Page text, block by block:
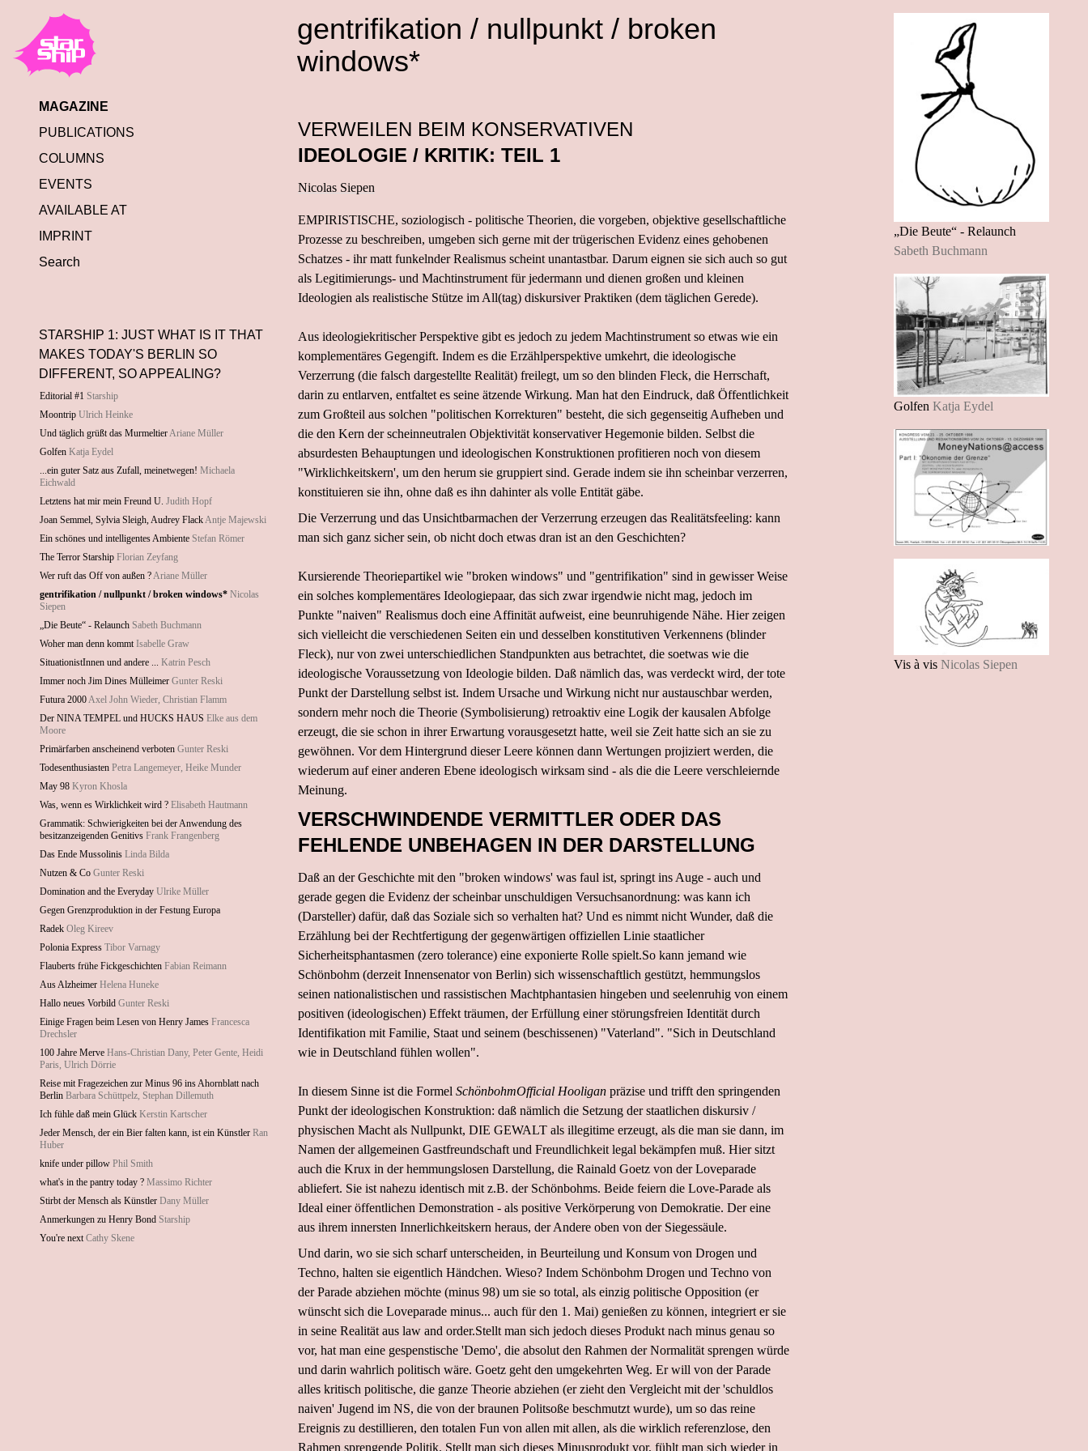
MAGAZINE
PUBLICATIONS
COLUMNS
EVENTS
AVAILABLE AT
IMPRINT
Search
STARSHIP 1: JUST WHAT IS IT THAT
MAKES TODAY'S BERLIN SO
DIFFERENT, SO APPEALING?
Editorial #1 Starship
Moontrip Ulrich Heinke
Und täglich grüßt das MurmeltierAriane Müller
Golfen Katja Eydel
...ein guter Satz aus Zufall, meinetwegen! Michaela
Eichwald
Letztens hat mir mein Freund U. Judith Hopf
Joan Semmel, Sylvia Sleigh, Audrey FlackAntje Majewski
Ein schönes und intelligentes Ambiente Stefan Römer
The Terror Starship Florian Zeyfang
Wer ruft das Off von außen ?Ariane Müller
gentrifikation / nullpunkt / broken windows* Nicolas
Siepen
„Die Beute“ - Relaunch Sabeth Buchmann
Woher man denn kommt Isabelle Graw
SituationistInnen und andere ... Katrin Pesch
Immer noch Jim Dines Mülleimer Gunter Reski
Futura 2000Axel John Wieder, Christian Flamm
Der NINA TEMPEL und HUCKS HAUS Elke aus dem
Moore
Primärfarben anscheinend verboten Gunter Reski
Todesenthusiasten Petra Langemeyer, Heike Munder
May 98 Kyron Khosla
Was, wenn es Wirklichkeit wird ? Elisabeth Hautmann
Grammatik: Schwierigkeiten bei der Anwendung des
besitzanzeigenden Genitivs Frank Frangenberg
Das Ende Mussolinis Linda Bilda
Nutzen & Co Gunter Reski
Domination and the Everyday Ulrike Müller
Gegen Grenzproduktion in der Festung Europa
Radek Oleg Kireev
Polonia Express Tibor Varnagy
Flauberts frühe Fickgeschichten Fabian Reimann
Aus Alzheimer Helena Huneke
Hallo neues Vorbild Gunter Reski
Einige Fragen beim Lesen von Henry James Francesca
Drechsler
100 Jahre Merve Hans-Christian Dany, Peter Gente, Heidi
Paris, Ulrich Dörrie
Reise mit Fragezeichen zur Minus 96 ins Ahornblatt nach
Berlin Barbara Schüttpelz, Stephan Dillemuth
Ich fühle daß mein Glück Kerstin Kartscher
Jeder Mensch, der ein Bier falten kann, ist ein Künstler Ran
Huber
knife under pillow Phil Smith
what's in the pantry today ? Massimo Richter
Stirbt der Mensch als Künstler Dany Müller
Anmerkungen zu Henry Bond Starship
You're next Cathy Skene
gentrifikation / nullpunkt / broken
windows*
VERWEILEN BEIM KONSERVATIVEN
IDEOLOGIE / KRITIK: TEIL 1
Nicolas Siepen
EMPIRISTISCHE, soziologisch - politische Theorien, die vorgeben, objektive gesellschaftliche
Prozesse zu beschreiben, umgeben sich gerne mit der trügerischen Evidenz eines gehobenen
Schatzes - ihr matt funkelnder Realismus scheint unantastbar. Darum eignen sie sich auch so gut
als Legitimierungs- und Machtinstrument für jedermann und dienen großen und kleinen
Ideologien als realistische Stütze im All(tag) diskursiver Praktiken (dem täglichen Gerede).
Aus ideologiekritischer Perspektive gibt es jedoch zu jedem Machtinstrument so etwas wie ein
komplementäres Gegengift. Indem es die Erzählperspektive umkehrt, die ideologische
Verzerrung (die falsch dargestellte Realität) freilegt, um so den blinden Fleck, die Herrschaft,
darin zu entlarven, entfaltet es seine ätzende Wirkung. Man hat den Eindruck, daß Öffentlichkeit
zum Großteil aus solchen "politischen Korrekturen" besteht, die sich gegenseitig Aufheben und
die den Kern der scheinneutralen Objektivität konservativer Hegemonie bilden. Selbst die
absurdesten Behauptungen und ideologischen Konstruktionen profitieren noch von diesem
"Wirklichkeitskern', um den herum sie gruppiert sind. Gerade indem sie ihn scheinbar verzerren,
konstituieren sie ihn, ohne daß es ihn dahinter als volle Entität gäbe.
Die Verzerrung und das Unsichtbarmachen der Verzerrung erzeugen das Realitätsfeeling: kann
man sich ganz sicher sein, ob nicht doch etwas dran ist an den Geschichten?
Kursierende Theoriepartikel wie "broken windows" und "gentrifikation" sind in gewisser Weise
ein solches komplementäres Ideologiepaar, das sich zwar irgendwie nicht mag, jedoch im
Punkte "naiven" Realismus doch eine Affinität aufweist, eine beunruhigende Nähe. Hier zeigen
sich vielleicht die verschiedenen Seiten ein und desselben konstitutiven Verkennens (blinder
Fleck), nur von zwei unterschiedlichen Standpunkten aus betrachtet, die soetwas wie die
ideologische Voraussetzung von Ideologie bilden. Daß nämlich das, was verdeckt wird, der tote
Punkt der Darstellung selbst ist. Indem Ursache und Wirkung nicht nur austauschbar werden,
sondern mehr noch die Theorie (Symbolisierung) retroaktiv eine Logik der kausalen Abfolge
erzeugt, die sie schon in ihrer Erwartung vorausgesetzt hatte, weil sie Zeit hatte sich an sie zu
gewöhnen. Vor dem Hintergrund dieser Leere können dann Wertungen projiziert werden, die
wiederum auf einer anderen Ebene ideologisch wirksam sind - als die die Leere verschleiernde
Meinung.
VERSCHWINDENDE VERMITTLER ODER DAS
FEHLENDE UNBEHAGEN IN DER DARSTELLUNG
Daß an der Geschichte mit den "broken windows' was faul ist, springt ins Auge - auch und
gerade gegen die Evidenz der scheinbar unschuldigen Versuchsanordnung: was kann ich
(Darsteller) dafür, daß das Soziale sich so verhalten hat? Und es nimmt nicht Wunder, daß die
Erzählung bei der Rechtfertigung der gegenwärtigen offiziellen Linie staatlicher
Sicherheitsphantasmen (zero tolerance) eine exponierte Rolle spielt.So kann jemand wie
Schönbohm (derzeit Innensenator von Berlin) sich wissenschaftlich gestützt, hemmungslos
seinen nationalistischen und rassistischen Machtphantasien hingeben und seelenruhig von einem
positiven (ideologischen) Effekt träumen, der Erfüllung einer störungsfreien Identität durch
Identifikation mit Familie, Staat und seinem (beschissenen) "Vaterland". "Sich in Deutschland
wie in Deutschland fühlen wollen".
In diesem Sinne ist die Formel SchönbohmOfficial Hooliganpräzise und trifft den springenden
Punkt der ideologischen Konstruktion: daß nämlich die Setzung der staatlichen diskursiv /
physischen Macht als Nullpunkt, DIE GEWALT als illegitime erzeugt, als die man sie dann, im
Namen der allgemeinen Gastfreundschaft und Freundlichkeit legal bekämpfen muß. Hier sitzt
auch die Krux in der hemmungslosen Darstellung, die Rainald Goetz von der Loveparade
abliefert. Sie ist nahezu identisch mit z.B. der Schönbohms. Beide feiern die Love-Parade als
Ideal einer öffentlichen Demonstration - als positive Verkörperung von Demokratie. Der eine
aus ihrem innersten Innerlichkeitskern heraus, der Andere oben von der Siegessäule.
Und darin, wo sie sich scharf unterscheiden, in Beurteilung und Konsum von Drogen und
Techno, halten sie eigentlich Händchen. Wieso? Indem Schönbohm Drogen und Techno von
der Parade abziehen möchte (minus 98) um sie so total, als einzig politische Opposition (er
wünscht sich die Loveparade minus... auch für den 1. Mai) genießen zu können, integriert er sie
in seine Realität aus law and order.Stellt man sich jedoch dieses Produkt nach minus genau so
vor, hat man eine gespenstische 'Demo', die absolut den Rahmen der Normalität sprengen würde
und darin wahrlich politisch wäre. Goetz geht den umgekehrten Weg. Er will von der Parade
alles kritisch politische, die ganze Theorie abziehen (er zieht den Vergleicht mit der 'schuldlos
naiven' Jugend im NS, die von der braunen Politsoße beschmutzt wurde), um so das reine
Ereignis zu destillieren, den totalen Fun von allen mit allen, als die wirklich referenzlose, den
Rahmen sprengende Politik. Stellt man sich dieses Minusprodukt vor, fühlt man sich wieder in
„Die Beute“ - Relaunch
Sabeth Buchmann
Golfen Katja Eydel
Vis à vis Nicolas Siepen